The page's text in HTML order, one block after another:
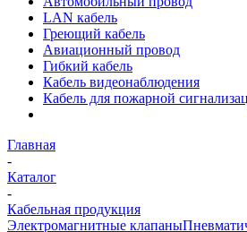
LAN кабель
Греющий кабель
Авиационный провод
Гибкий кабель
Кабель видеонаблюдения
Кабель для пожарной
Главная
-
Каталог
-
Кабельная продукция
Электромагнитные клапаны